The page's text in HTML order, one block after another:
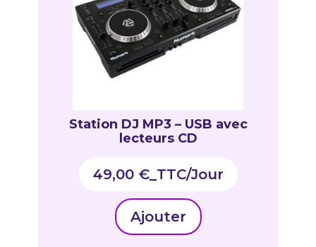
Station DJ MP3 – USB avec
lecteurs CD
49,00 €_TTC
Ajouter